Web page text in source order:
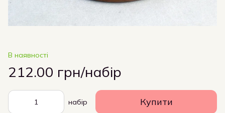
В наявності
212.00 грн/набір
набір Купити